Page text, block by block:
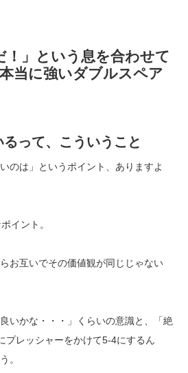
！」という息を合わせて
当に強いダブルスペア
るって、こういうこと
のは」というポイント、ありますよ
イント。
お互いでその価値観が同じじゃない
いかな・・・」くらいの意識と、「絶
プレッシャーをかけて5-4にするん
。